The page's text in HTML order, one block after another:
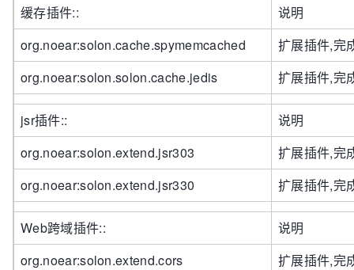
缓存插件::
说明
org.noear:solon.cache.spymemcached
扩展插件,完
org.noear:solon.solon.cache.jedis
扩展插件,完
jsr插件::
说明
org.noear:solon.extend.jsr303
扩展插件,完
org.noear:solon.extend.jsr330
扩展插件,完
Web跨域插件::
说明
org.noear:solon.extend.cors
扩展插件,完